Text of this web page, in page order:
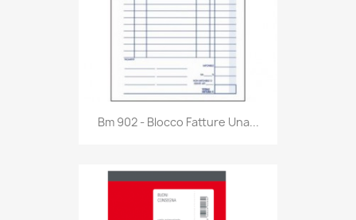
Anteprima
Bm 902 - Blocco Fatture Una...